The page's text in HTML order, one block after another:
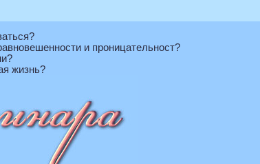
и проницательност?
жизнь?